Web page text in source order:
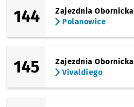
144
Zajezdnia Obornicka
Polanowice
145
Zajezdnia Obornicka
Vivaldiego